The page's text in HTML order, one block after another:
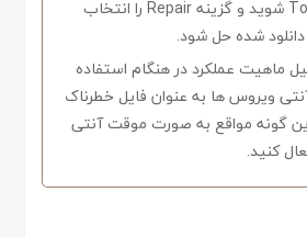
Winrar وارد منو Tools شوید و گزینه Repair را انتخاب
شده حل شود.
ماهیت عملکرد در هنگام استفاده
ویروس ها به عنوان فایل خطرناک
گونه مواقع به صورت موقت آنتی
کنید.